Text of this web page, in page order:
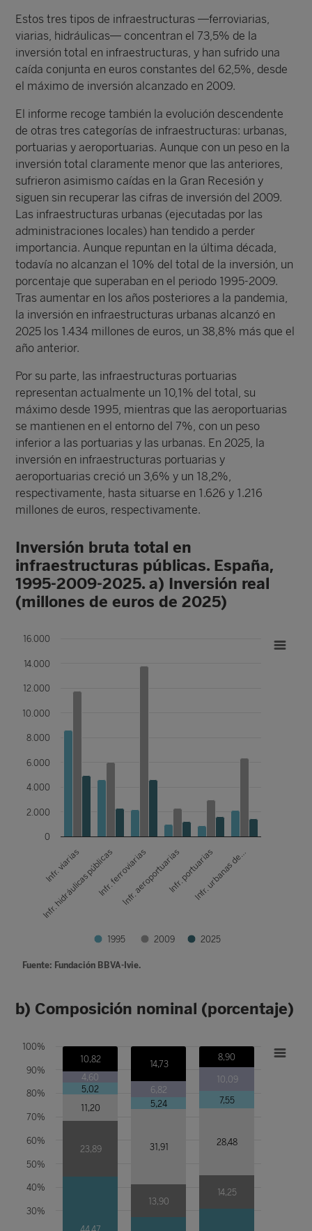
Estos tres tipos de infraestructuras —ferroviarias,
viarias, hidráulicas— concentran el 73,5% de la
inversión total en infraestructuras, y han sufrido una
caída conjunta en euros constantes del 62,5%, desde
el máximo de inversión alcanzado en 2009.
El informe recoge también la evolución descendente
de otras tres categorías de infraestructuras: urbanas,
portuarias y aeroportuarias. Aunque con un peso en la
inversión total claramente menor que las anteriores,
sufrieron asimismo caídas en la Gran Recesión y
siguen sin recuperar las cifras de inversión del 2009.
Las infraestructuras urbanas (ejecutadas por las
administraciones locales) han tendido a perder
importancia. Aunque repuntan en la última década,
todavía no alcanzan el 10% del total de la inversión, un
porcentaje que superaban en el periodo 1995-2009.
Tras aumentar en los años posteriores a la pandemia,
la inversión en infraestructuras urbanas alcanzó en
2025 los 1.434 millones de euros, un 38,8% más que el
año anterior.
Por su parte, las infraestructuras portuarias
representan actualmente un 10,1% del total, su
máximo desde 1995, mientras que las aeroportuarias
se mantienen en el entorno del 7%, con un peso
inferior a las portuarias y las urbanas. En 2025, la
inversión en infraestructuras portuarias y
aeroportuarias creció un 3,6% y un 18,2%,
respectivamente, hasta situarse en 1.626 y 1.216
millones de euros, respectivamente.
Inversión bruta total en
infraestructuras públicas. España,
1995-2009-2025. a) Inversión real
(millones de euros de 2025)
Fuente: Fundación BBVA-Ivie.
1995 2009 2025
Infr. viarias
Infr. hidráulicas públicasInfr. ferroviariasInfr. aeroportuariasInfr. portuariasInfr. urbanas de…
0
2.000
4.000
6.000
8.000
10.000
12.000
14.000
16.000
b) Composición nominal (porcentaje)
10,82 14,73
8,90
4,60
6,82
10,09
5,02
5,24
7,55
11,20
31,91 28,48
23,89
13,90
14,25
30%
40%
50%
60%
70%
80%
90%
100%